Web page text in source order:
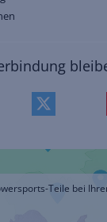
Teile bei